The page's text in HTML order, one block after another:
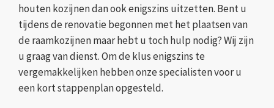
houten kozijnen dan ook enigszins uitzetten. Bent u
tijdens de renovatie begonnen met het plaatsen van
de raamkozijnen maar hebt u toch hulp nodig? Wij zijn
u graag van dienst. Om de klus enigszins te
vergemakkelijken hebben onze specialisten voor u
een kort stappenplan opgesteld.